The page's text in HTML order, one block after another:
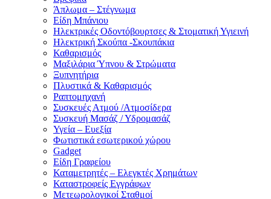
Άπλωμα – Στέγνωμα
Είδη Μπάνιου
Ηλεκτρικές Οδοντόβουρτσες & Στοματική Υγιεινή
Ηλεκτρική Σκούπα -Σκουπάκια
Καθαρισμός
Μαξιλάρια Ύπνου & Στρώματα
Ξυπνητήρια
Πλυστικά & Καθαρισμός
Ραπτομηχανή
Συσκευές Ατμού /Ατμοσίδερα
Συσκευή Μασάζ / Υδρομασάζ
Υγεία – Ευεξία
Φωτιστικά εσωτερικού χώρου
Gadget
Είδη Γραφείου
Καταμετρητές – Ελεγκτές Χρημάτων
Καταστροφείς Εγγράφων
Μετεωρολογικοί Σταθμοί